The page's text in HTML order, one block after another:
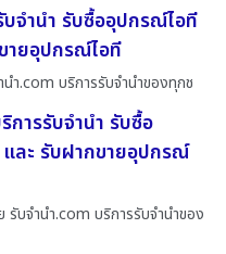
จำนำ รับซื้ออุปกรณ์ไอที
ายอุปกรณ์ไอที
า.com บริการรับจำนำของทุกช
การรับจำนำ รับซื้อ
ละ รับฝากขายอุปกรณ์
รับจํานํา.com บริการรับจำนำของ